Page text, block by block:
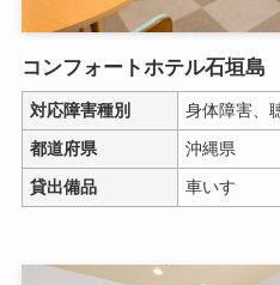
コンフォートホテル石垣島
対応障害種別
身体障害、
都道府県
沖縄県
貸出備品
車いす